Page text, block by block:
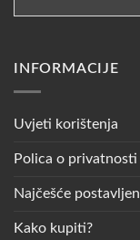
INFORMACIJE
Uvjeti korištenja
Polica o privatnosti
Najčešće
Kako kupiti?